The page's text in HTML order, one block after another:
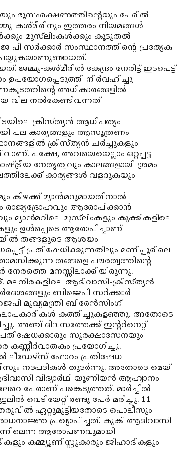
ഭൂസംരക്ഷണത്തിന്റെയും പേരില്‍
കശ്മീരിനും ഇത്തരം നിയമങ്ങള്‍
മുസ്‌ലിംകള്‍ക്കും കൂടുതല്‍
സര്‍ക്കാര്‍ സംസ്ഥാനത്തിന്റെ പ്രത്യേക
ജമ്മു-കശ്മീരില്‍ കേന്ദ്രം നേരിട്ട് ഇടപെട്ട്
ഉപയോഗപ്പെടുത്തി നിര്‍വഹിച്ചു
അധികാരങ്ങളില്‍
വില നല്‍കേണ്ടിവന്നത്
ക്രിസ്ത്യന്‍ ആധിപത്യം
പല കാര്യങ്ങളും ആസൂത്രണം
ക്രിസ്ത്യന്‍ ചര്‍ച്ചുകളും
പക്ഷേ, അവയെയെല്ലാം ഒറ്റപ്പട്ട
നേതൃത്വവും കാലങ്ങളായി ശ്രമം
കാര്യങ്ങള്‍ വളരുകയും
കിഴക്ക് മ്യാന്‍മറുമായതിനാല്‍
രാജ്യദ്രോഹവും ആരോപിക്കാന്‍
മ്യാന്‍മറിലെ മുസ്‌ലിംകളും കുക്കികളിലെ
ഉള്‍പ്പെടെ ആരോപിച്ചാണ്
തങ്ങളുടെ ആശയം
പ്രതിഷേധിക്കുന്നതിലും മണിപ്പൂരിലെ
തങ്ങളെ പൗരത്വത്തിന്റെ
മനസ്സിലാക്കിയിരുന്നു.
ആദിവാസി-ക്രിസ്ത്യന്‍
ബിജെപി സര്‍ക്കാര്‍
മുഖ്യമന്ത്രി ബിരേന്‍സിംഗ്
കലാപകാരികള്‍ കത്തിച്ചുകളഞ്ഞു. അതോടെ
അഞ്ച് ദിവസത്തേക്ക് ഇന്റര്‍നെറ്റ്
പ്രതിഷേധക്കാരും സുരക്ഷാസേനയും
കണ്ണീര്‍വാതകം പ്രയോഗിച്ചു.
ഫോറം പ്രതിഷേധ
നടപടികള്‍ തുടര്‍ന്നു. അതോടെ മെയ്
വിദ്യാര്‍ഥി യൂണിയന്‍ ആഹ്വാനം
പേരാണ് പങ്കെടുത്തത്. മാര്‍ച്ചില്‍
വെടിയേറ്റ് രണ്ടു പേര്‍ മരിച്ചു. 11
ഏറ്റുമുട്ടിയതോടെ പൊലീസും
പ്രഖ്യാപിച്ചത്. കുകി ആദിവാസി
ആരോപണവുമായി
കമ്മ്യൂണിസ്റ്റുകാരും ജിഹാദികളും